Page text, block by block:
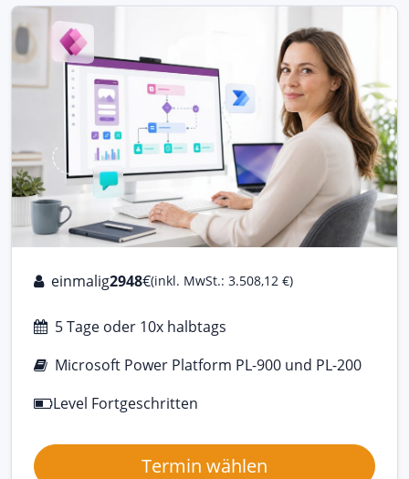
einmalig2948€(inkl. MwSt.: 3.508,12 €)
5 Tage oder 10x halbtags
Microsoft Power Platform PL-900 und PL-200
Level Fortgeschritten
Termin wählen